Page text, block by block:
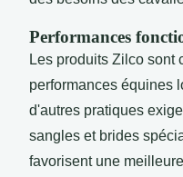
Performances
Les produits Zilco sont
performances équines
d'autres pratiques
sangles et brides
favorisent une meilleure